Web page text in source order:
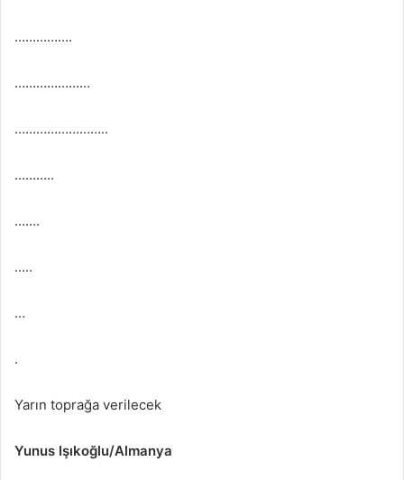
…………….
…………………
……………………..
………..
…….
…..
…
.
Yarın toprağa verilecek
Yunus Işıkoğlu/Almanya